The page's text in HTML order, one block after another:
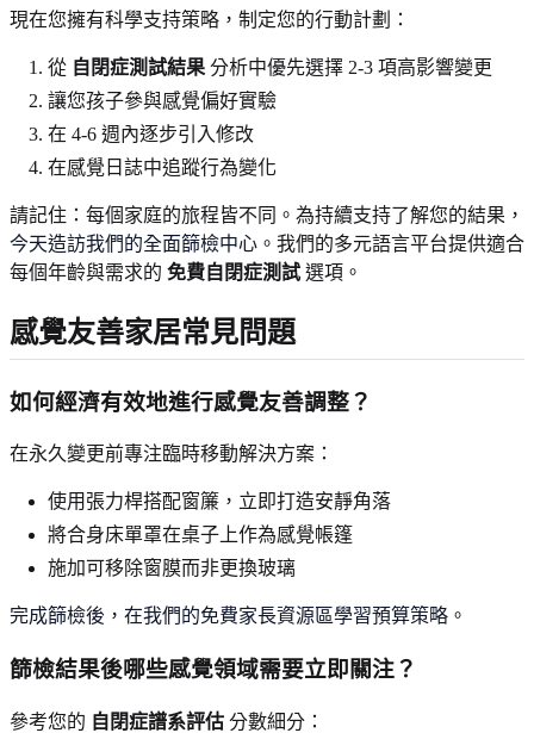
現在您擁有科學支持策略，制定您的行動計劃：
從 自閉症測試結果 分析中優先選擇 2-3 項高影響變更
讓您孩子參與感覺偏好實驗
在 4-6 週內逐步引入修改
在感覺日誌中追蹤行為變化
請記住：每個家庭的旅程皆不同。為持續支持了解您的結果，
今天造訪我們的全面篩檢中心 。我們的多元語言平台提供適合
每個年齡與需求的 免費自閉症測試 選項。
感覺友善家居常見問題
如何經濟有效地進行感覺友善調整？
在永久變更前專注臨時移動解決方案：
使用張力桿搭配窗簾，立即打造安靜角落
將合身床單罩在桌子上作為感覺帳篷
施加可移除窗膜而非更換玻璃
完成篩檢後，在我們的免費家長資源區學習預算策略 。
篩檢結果後哪些感覺領域需要立即關注？
參考您的 自閉症譜系評估 分數細分：